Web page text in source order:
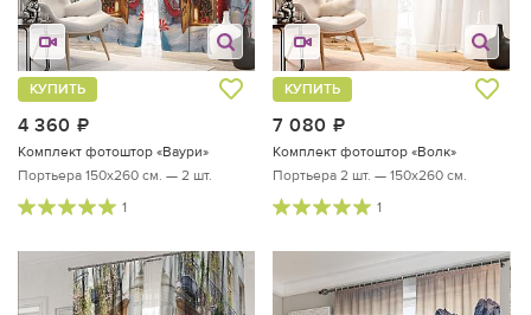
4 360
КУПИТЬ
Комплект фотоштор «Ваури»
Портьера 150х260 см. — 2 шт.
1
7 080
КУПИТЬ
Комплект фотоштор «Волк»
Портьера 2 шт. — 150х260 см.
1